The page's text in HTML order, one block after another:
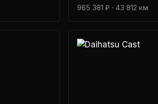
965 381 ₽ · 43 812 км